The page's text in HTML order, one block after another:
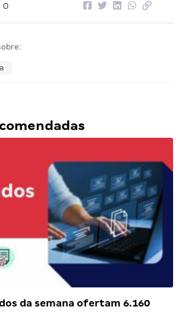
0
da semana ofertam 6.160